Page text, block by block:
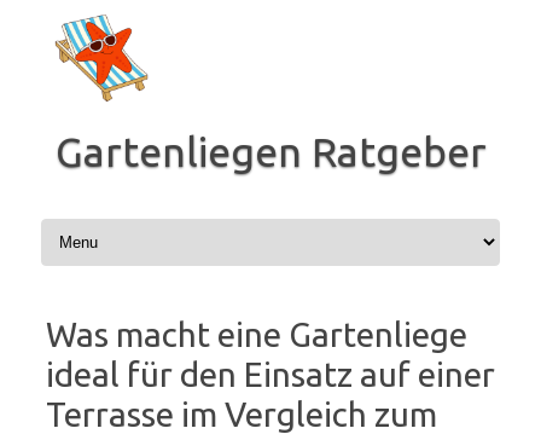
Inhalt
springen
Gartenliegen Ratgeber
Was macht eine Gartenliege
ideal für den Einsatz auf einer
Terrasse im Vergleich zum